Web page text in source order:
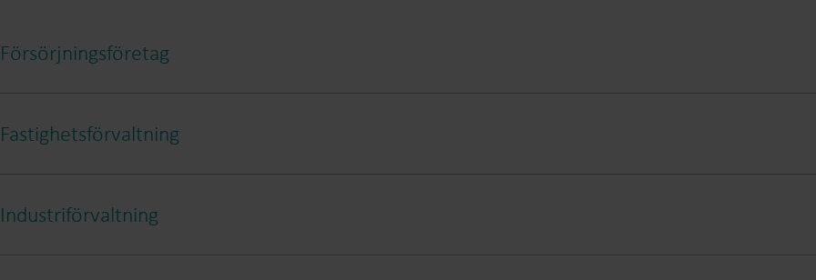
Försörjningsföretag
Fastighetsförvaltning
Industriförvaltning